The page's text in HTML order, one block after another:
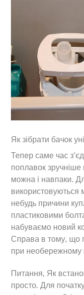
Як зібрати бачок
Тепер саме час
поплавок зручніше
можна і навпаки.
використовуються
небудь причини
пластиковими
набуваємо новий
Справа в тому, що
при необережному
Питання, Як
просто. Для